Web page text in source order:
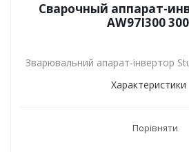
Сварочный аппарат-
AW97I300
Зварювальний апарат-інвертор
Характеристики
Порівняти